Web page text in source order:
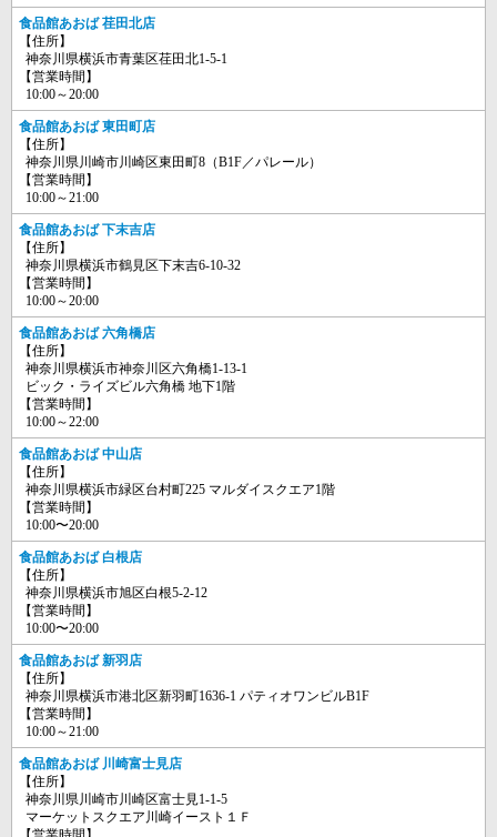
食品館あおば 荏田北店
【住所】
神奈川県横浜市青葉区荏田北1-5-1
【営業時間】
10:00～20:00
食品館あおば 東田町店
【住所】
神奈川県川崎市川崎区東田町8（B1F／パレール）
【営業時間】
10:00～21:00
食品館あおば 下末吉店
【住所】
神奈川県横浜市鶴見区下末吉6-10-32
【営業時間】
10:00～20:00
食品館あおば 六角橋店
【住所】
神奈川県横浜市神奈川区六角橋1-13-1
ビック・ライズビル六角橋 地下1階
【営業時間】
10:00～22:00
食品館あおば 中山店
【住所】
神奈川県横浜市緑区台村町225 マルダイスクエア1階
【営業時間】
10:00〜20:00
食品館あおば 白根店
【住所】
神奈川県横浜市旭区白根5-2-12
【営業時間】
10:00〜20:00
食品館あおば 新羽店
【住所】
神奈川県横浜市港北区新羽町1636-1 パティオワンビルB1F
【営業時間】
10:00～21:00
食品館あおば 川崎富士見店
【住所】
神奈川県川崎市川崎区富士見1-1-5
マーケットスクエア川崎イースト１Ｆ